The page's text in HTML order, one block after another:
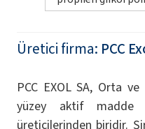
Üretici firma: PCC
PCC EXOL SA, Orta
yüzey aktif madde
üreticilerinden biridir.